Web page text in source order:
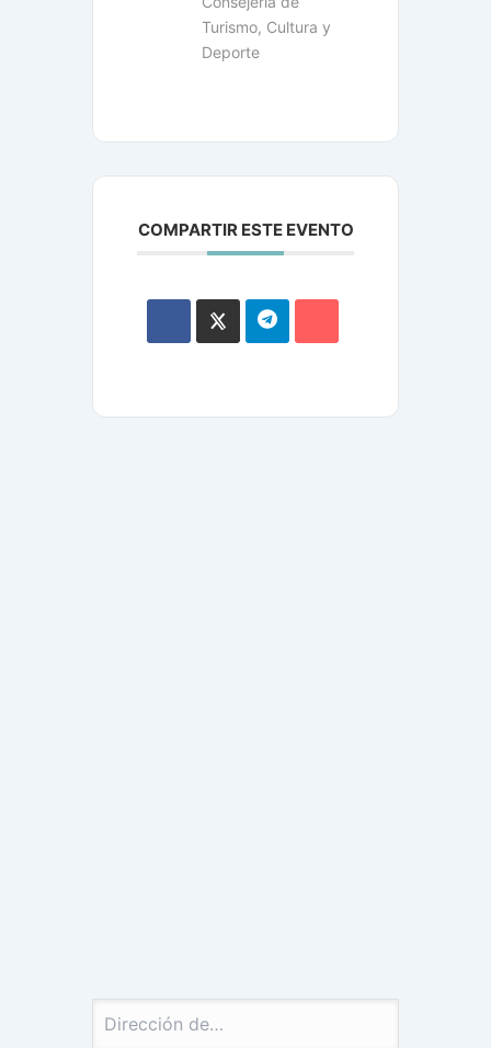
Turismo, Cultura y
Deporte
COMPARTIR ESTE EVENTO